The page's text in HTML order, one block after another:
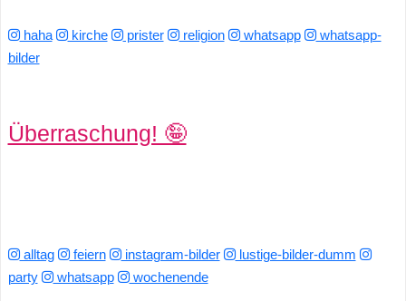
haha kirche prister religion whatsapp
whatsapp-
bilder
Überraschung! 🤪
alltag feiern instagram-bilder
lustige-bilder-dumm
party
whatsapp wochenende